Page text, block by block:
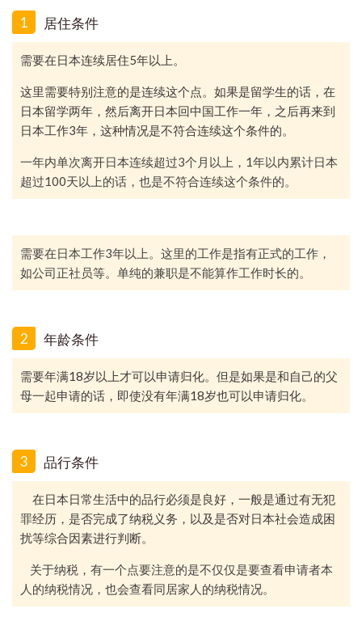
1 居住条件
需要在日本连续居住5年以上。
这里需要特别注意的是连续这个点。如果是留学生的话，在
日本留学两年，然后离开日本回中国工作一年，之后再来到
日本工作3年，这种情况是不符合连续这个条件的。
一年内单次离开日本连续超过3个月以上， 1年以内累计日本
超过100天以上的话，也是不符合连续这个条件的。
需要在日本工作3年以上。这里的工作是指有正式的工作，
如公司正社员等。单纯的兼职是不能算作工作时长的。
2 年龄条件
需要年满18岁以上才可以申请归化。但是如果是和自己的父
母一起申请的话，即使没有年满18岁也可以申请归化。
3 品行条件
在日本日常生活中的品行必须是良好，一般是通过有无犯
罪经历，是否完成了纳税义务，以及是否对日本社会造成困
扰等综合因素进行判断。
关于纳税，有一个点要注意的是不仅仅是要查看申请者本
人的纳税情况，也会查看同居家人的纳税情况。